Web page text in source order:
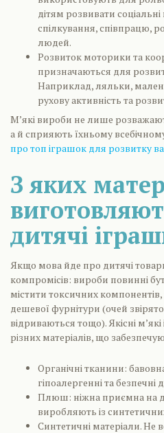
дітям розвивати
спілкування, співпрацю,
людей.
Розвиток моторики та
призначаються для
Наприклад, ляльки,
рухову активність та
М’які вироби не лише
а й сприяють їхньому
про топ іграшок для розвитку
З яких
дитячі
Якщо мова йде про дитячі
компромісів: вироби повинні
містити токсичних
дешевої фурнітури (очей
відриваються тощо). Якісні
різних матеріалів, що
Органічні тканини:
гіпоалергенні та безпечні
Плюш: ніжна приємна на
виробляють із
Синтетичні матеріали. Не